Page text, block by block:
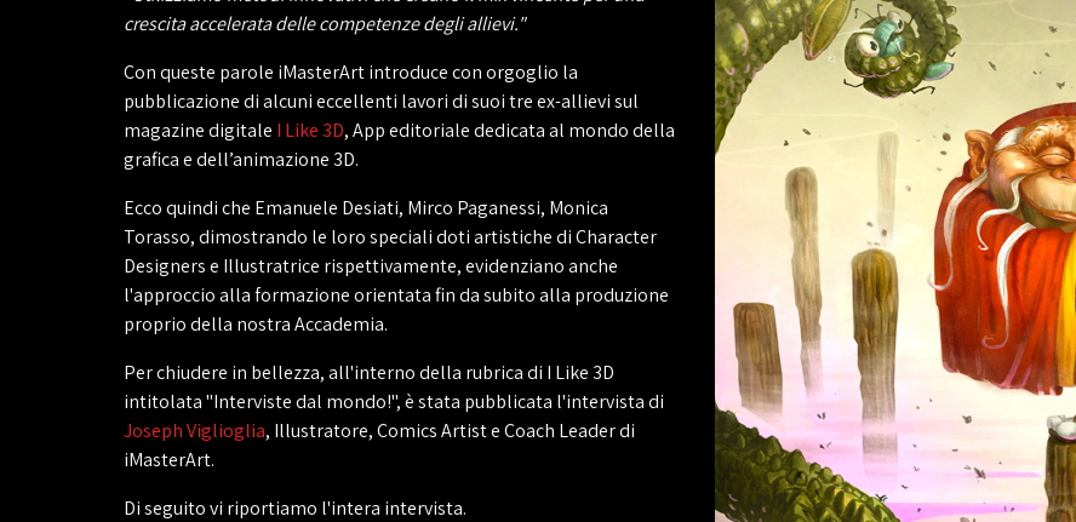
crescita accelerata delle competenze degli allievi."
Con queste parole iMasterArt introduce con orgoglio la
pubblicazione di alcuni eccellenti lavori di suoi tre ex-allievi sul
magazine digitale I Like 3D, App editoriale dedicata al mondo della
grafica e dell’animazione 3D.
Ecco quindi che Emanuele Desiati, Mirco Paganessi, Monica
Torasso, dimostrando le loro speciali doti artistiche di Character
Designers e Illustratrice rispettivamente, evidenziano anche
l'approccio alla formazione orientata fin da subito alla produzione
proprio della nostra Accademia.
Per chiudere in bellezza, all'interno della rubrica di I Like 3D
intitolata "Interviste dal mondo!", è stata pubblicata l'intervista di
Joseph Viglioglia, Illustratore, Comics Artist e Coach Leader di
iMasterArt.
Di seguito vi riportiamo l'intera intervista.